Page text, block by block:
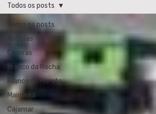
Todos os posts
Notícias
Caieiras
Franco da Rocha
Francisco Morato
Mairiporã
Cajamar
Todos os posts